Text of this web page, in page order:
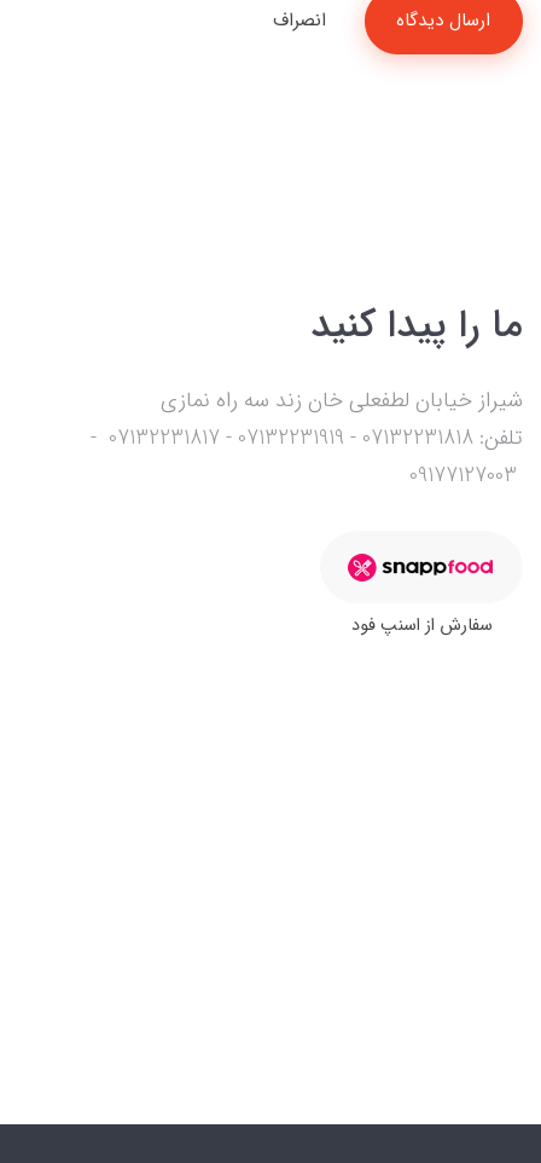
ارسال دیدگاه انصراف
ما را پیدا کنید
شیراز خیابان لطفعلی خان زند سه راه نمازی
تلفن: 07132231818 - 07132231919 - 07132231817 -
سفارش از اسنپ فود